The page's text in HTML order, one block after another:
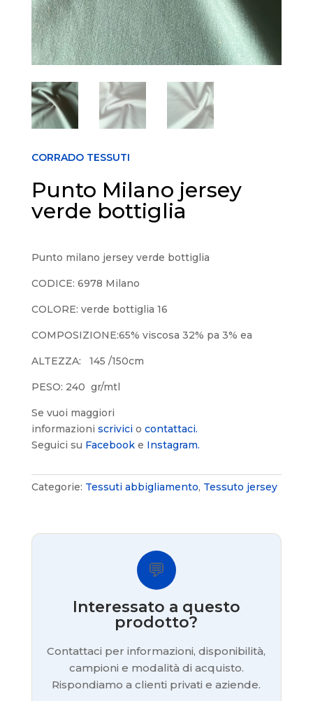
CORRADO TESSUTI
Punto Milano jersey
verde bottiglia
Punto milano jersey verde bottiglia
CODICE: 6978 Milano
COLORE: verde bottiglia 16
COMPOSIZIONE:65% viscosa 32% pa 3% ea
ALTEZZA: 145 /150cm
PESO: 240 gr/mtl
Se vuoi maggiori
informazioni scrivicio contattaci.
Seguici su Facebooke Instagram.
Categorie: Tessuti abbigliamento, Tessuto jersey
💬
Interessato a questo
prodotto?
Contattaci per informazioni, disponibilità,
campioni e modalità di acquisto.
Rispondiamo a clienti privati e aziende.